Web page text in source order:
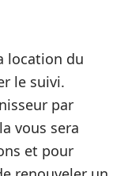
location du
le suivi.
par
vous sera
et pour